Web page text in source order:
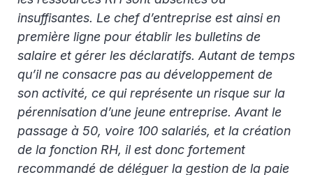
insuffisantes. Le chef d’entreprise est ainsi en
première ligne pour établir les bulletins de
salaire et gérer les déclaratifs. Autant de temps
qu’il ne consacre pas au développement de
son activité, ce qui représente un risque sur la
pérennisation d’une jeune entreprise. Avant le
passage à 50, voire 100 salariés, et la création
de la fonction RH, il est donc fortement
recommandé de déléguer la gestion de la paie